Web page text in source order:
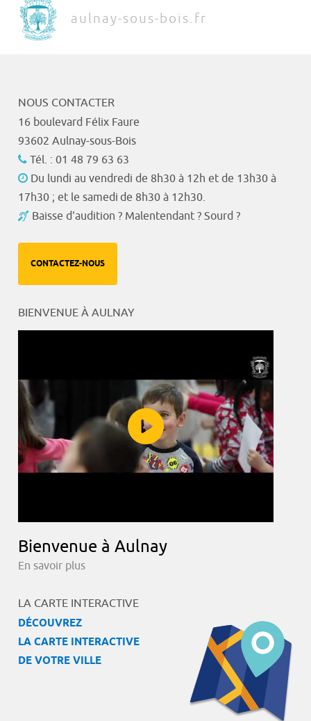
aulnay-sous-bois.fr
NOUS CONTACTER
16 boulevard Félix Faure
93602 Aulnay-sous-Bois
Tél. : 01 48 79 63 63
Du lundi au vendredi de 8h30 à 12h et de 13h30 à
17h30 ; et le samedi de 8h30 à 12h30.
Baisse d'audition ? Malentendant ? Sourd ?
CONTACTEZ-NOUS
BIENVENUE À AULNAY
Bienvenue à Aulnay
En savoir plus
LA CARTE INTERACTIVE
DÉCOUVREZ
LA CARTE INTERACTIVE
DE VOTRE VILLE